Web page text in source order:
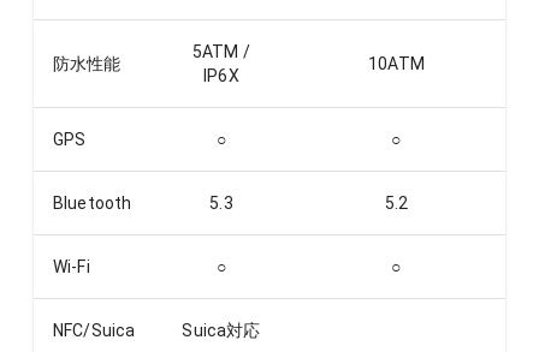
防水性能
5ATM /
IP6X
10ATM
GPS ○ ○
Bluetooth 5.3 5.2
Wi-Fi ○ ○
NFC/Suica Suica対応